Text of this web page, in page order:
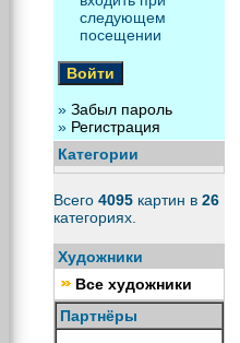
следующем
посещении
» Забыл пароль
» Регистрация
Категории
Всего 4095 картин в 26
категориях.
Художники
Все художники
Партнёры